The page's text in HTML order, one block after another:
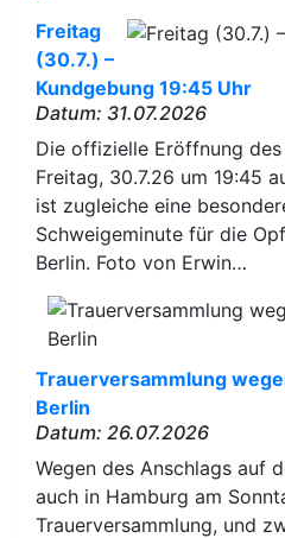
Freitag
(30.7.) –
Kundgebung 19:45 Uhr
Datum: 31.07.2026
Die offizielle Eröffnung
Freitag, 30.7.26 um 19:45
ist zugleiche eine
Schweigeminute für die
Berlin. Foto von Erwin…
Trauerversammlung
Berlin
Datum: 26.07.2026
Wegen des Anschlags auf
auch in Hamburg am
Trauerversammlung, und